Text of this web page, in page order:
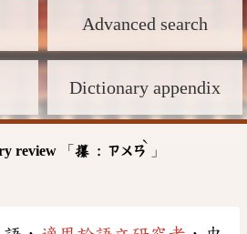
Advanced search
Dictionary appendix
review 「 攥 : ㄗㄨㄢ
ˋ
」